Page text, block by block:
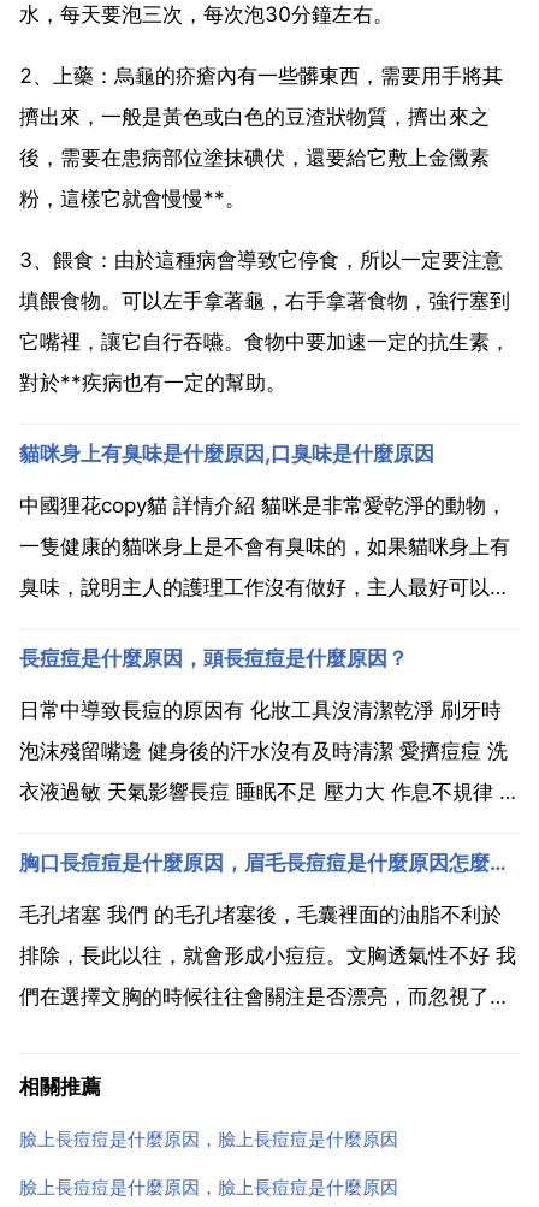
水，每天要泡三次，每次泡30分鐘左右。
2、上藥：烏龜的疥瘡內有一些髒東西，需要用手將其
擠出來，一般是黃色或白色的豆渣狀物質，擠出來之
後，需要在患病部位塗抹碘伏，還要給它敷上金黴素
粉，這樣它就會慢慢**。
3、餵食：由於這種病會導致它停食，所以一定要注意
填餵食物。可以左手拿著龜，右手拿著食物，強行塞到
它嘴裡，讓它自行吞嚥。食物中要加速一定的抗生素，
對於**疾病也有一定的幫助。
貓咪身上有臭味是什麼原因,口臭味是什麼原因
中國狸花copy貓 詳情介紹 貓咪是非常愛乾淨的動物，
一隻健康的貓咪身上是不會有臭味的，如果貓咪身上有
臭味，說明主人的護理工作沒有做好，主人最好可以為
已經長時間沒有給貓咪梳毛 洗澡，到時它身上堆積了很
多的灰塵汙垢，沾染了其它不乾淨的東西而散發出臭
味。其...
長痘痘是什麼原因，頭長痘痘是什麼原因？
日常中導致長痘的原因有 化妝工具沒清潔乾淨 刷牙時
泡沫殘留嘴邊 健身後的汗水沒有及時清潔 愛擠痘痘 洗
衣液過敏 天氣影響長痘 睡眠不足 壓力大 作息不規律 近
作太長時間，睡眠不好的話，容易引起皮脂分泌過多，
進而導致長痘痘，平時飲食少吃辛辣油膩食物就會...
胸口長痘痘是什麼原因，眉毛長痘痘是什麼原因怎麼調理
毛孔堵塞 我們 的毛孔堵塞後，毛囊裡面的油脂不利於
排除，長此以往，就會形成小痘痘。文胸透氣性不好 我
們在選擇文胸的時候往往會關注是否漂亮，而忽視了文
也是胸部長痘痘的原因之一。體內激素分泌失衡 體內激
相關推薦
臉上長痘痘是什麼原因，臉上長痘痘是什麼原因
臉上長痘痘是什麼原因，臉上長痘痘是什麼原因